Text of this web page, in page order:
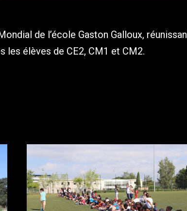
de l’école Gaston Galloux,
élèves de CE2, CM1 et CM2.